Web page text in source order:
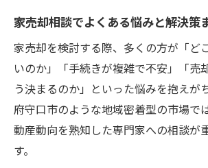
家売却相談でよくある悩みと解決策
家売却を検討する際、多くの方が「ど
いのか」「手続きが複雑で不安」「売
う決まるのか」といった悩みを抱えが
府守口市のような地域密着型の市場で
動産動向を熟知した専門家への相談が
す。